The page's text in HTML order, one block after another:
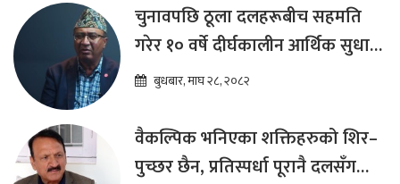
चुनावपछि ठूला दलहरूबीच सहमति
गरेर १० वर्षे दीर्घकालीन आर्थिक सुधार
कार्यक्रम ल्याउनुपर्छ : हेमराज ढकाल
बुधबार, माघ २८, २०८२
वैकल्पिक भनिएका शक्तिहरुको शिर–
पुच्छर छैन, प्रतिस्पर्धा पूरानै दलसँग